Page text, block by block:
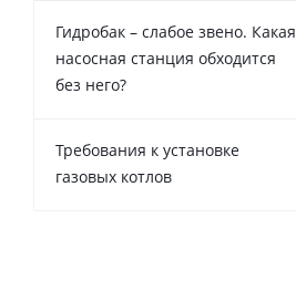
Гидробак – слабое звено. Какая
насосная станция обходится
без него?
Требования к установке
газовых котлов